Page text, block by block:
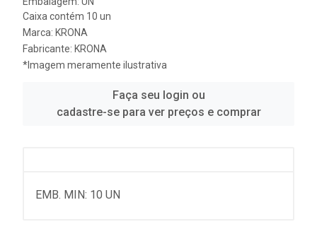
Caixa contém 10 un
Marca: KRONA
Fabricante: KRONA
*Imagem meramente ilustrativa
Faça seu login ou
cadastre-se para ver preços e comprar
EMB. MIN: 10 UN